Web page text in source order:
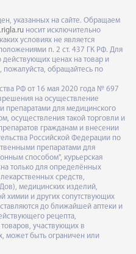
указанных на сайте. Обращаем
носит исключительно
условиях не является
п. 2 ст. 437 ГК РФ. Для
ценах на товар и
пожалуйста, обращайтесь по
РФ от 16 мая 2020 года № 697
на осуществление
препаратами для медицинского
осуществления такой торговли и
гражданам и внесении
Российской Федерации по
препаратами для
способом", курьерская
только для определённых
средств,
медицинских изделий,
химии и других сопутствующих
до ближайшей аптеки и
рецепта,
участвующих в
может быть ограничен или